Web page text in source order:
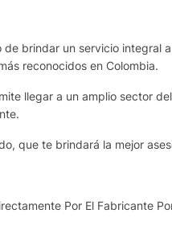
brindar un servicio
reconocidos en Colombia.
llegar a un amplio sector
que te brindará la mejor
Por El Fabricante